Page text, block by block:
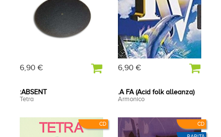
6,90 € 6,90 €
CD
:ABSENT
Tetra
CD
.A FA (Acid folk alleanza)
Armonico